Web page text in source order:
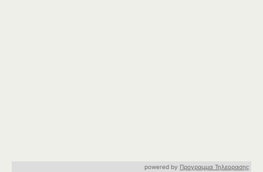
powered by Προγραμμα Τηλεορασης